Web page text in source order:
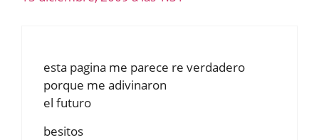
esta pagina me parece re verdadero
porque me adivinaron
el futuro
besitos